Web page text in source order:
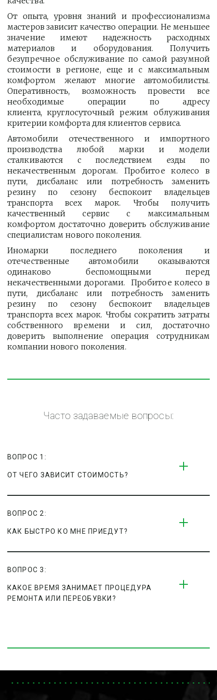
От опыта, уровня знаний и профессионализма
мастеров зависит качество операции. Не меньшее
значение имеют надежность расходных
материалов и оборудования. Получить
безупречное обслуживание по самой разумной
стоимости в регионе, еще и с максимальным
комфортом желают многие автомобилисты.
Оперативность, возможность провести все
необходимые операции по адресу
клиента, круглосуточный режим облуживания
критерии комфорта для клиентов сервиса.
Автомобили отечественного и импортного
производства любой марки и модели
сталкиваются с последствием езды по
некачественным дорогам. Пробитое колесо в
пути, дисбаланс или потребность заменить
резину по сезону беспокоит владельцев
транспорта всех марок. Чтобы получить
качественный сервис с максимальным
комфортом достаточно доверить обслуживание
специалистам нового поколения.
Иномарки последнего поколения и
отечественные автомобили оказываются
одинаково беспомощными перед
некачественными дорогами. Пробитое колесо в
пути, дисбаланс или потребность заменить
резину по сезону беспокоит владельцев
транспорта всех марок. Чтобы сократить затраты
собственного времени и сил, достаточно
доверить выполнение операция сотрудникам
компании нового поколения.
Часто задаваемые вопросы:
ВОПРОС 1:
ОТ ЧЕГО ЗАВИСИТ СТОИМОСТЬ?
ВОПРОС 2:
КАК БЫСТРО КО МНЕ ПРИЕДУТ?
ВОПРОС 3:
КАКОЕ ВРЕМЯ ЗАНИМАЕТ ПРОЦЕДУРА
РЕМОНТА ИЛИ ПЕРЕОБУВКИ?